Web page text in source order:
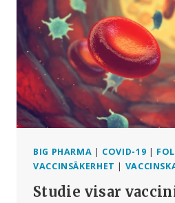
RAPPORTERAT
SKADOR
ORSAKADE
AV
COVID-
19-
VACCIN
TILL
BIG PHARMA | COVID-19 |
VACCINSÄKERHET |
Studie visar